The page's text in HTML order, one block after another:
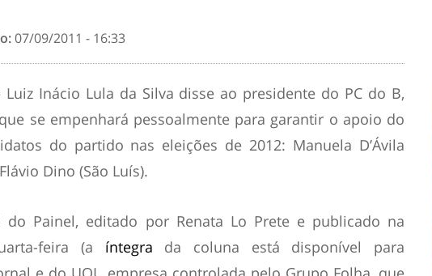
07/09/2011 - 16:33
Luiz Inácio Lula da Silva disse ao presidente do PC do B,
se empenhará pessoalmente para garantir o apoio do
do partido nas eleições de 2012: Manuela D’Ávila
Dino (São Luís).
do Painel, editado por Renata Lo Prete e publicado na
feira (a íntegra da coluna está disponível para